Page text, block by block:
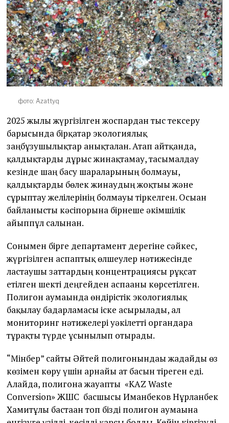
фото: Azattyq
2025 жылы жүргізілген жоспардан тыс тексеру
барысында бірқатар экологиялық
заңбұзушылықтар анықталған. Атап айтқанда,
қалдықтарды дұрыс жинақтамау, тасымалдау
кезінде шаң басу шараларының болмауы,
қалдықтарды бөлек жинаудың жоқтығы және
сұрыптау желілерінің болмауы тіркелген. Осыған
байланысты кәсіпорынға бірнеше әкімшілік
айыппұл салынған.
Сонымен бірге департамент дерегіне сәйкес,
жүргізілген аспаптық өлшеулер нәтижесінде
ластаушы заттардың концентрациясы рұқсат
етілген шекті деңгейден аспағаны көрсетілген.
Полигон аумағында өндірістік экологиялық
бақылау бағдарламасы іске асырылады, ал
мониторинг нәтижелері уәкілетті органдарға
тұрақты түрде ұсынылып отырады.
“Мінбер” сайты Әйтей полигонындағы жағдайды өз
көзімен көру үшін арнайы ат басын тіреген еді.
Алайда, полигонға жауапты «KAZ Waste
Conversion» ЖШС басшысы Иманбеков Нұрланбек
Хамитұлы бастаған топ бізді полигон аумағына